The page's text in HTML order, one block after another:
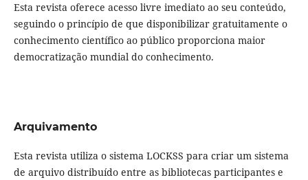
Esta revista oferece acesso livre imediato ao seu conteúdo,
seguindo o princípio de que disponibilizar gratuitamente o
conhecimento científico ao público proporciona maior
democratização mundial do conhecimento.
Arquivamento
Esta revista utiliza o sistema LOCKSS para criar um sistema
de arquivo distribuído entre as bibliotecas participantes e